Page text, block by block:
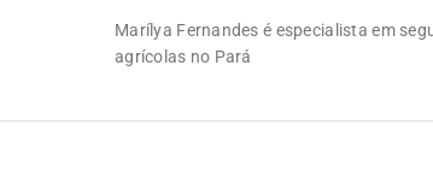
Marílya Fernandes é especialista em
agrícolas no Pará